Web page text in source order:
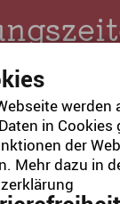
bis 17:00 Uhr
bis 17:00 Uhr
bis 17:00 Uhr
werden
in Cookies
der
Mehr dazu in